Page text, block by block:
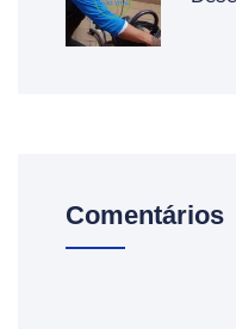
Comentários